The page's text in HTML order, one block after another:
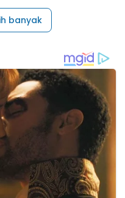
banyak